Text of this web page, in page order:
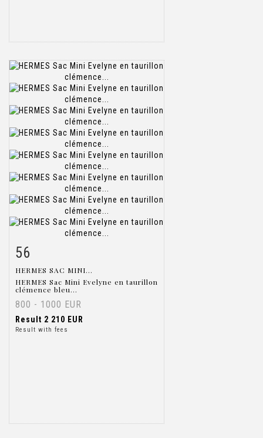
56
HERMES SAC MINI...
HERMES Sac Mini Evelyne en taurillon
clémence bleu...
800 - 1000 EUR
Result 2 210 EUR
Result with fees